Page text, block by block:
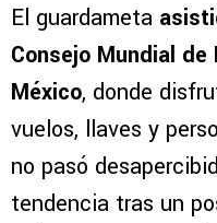
El guardameta
Consejo Mundial
México, donde
vuelos, llaves y
no pasó
tendencia tras un